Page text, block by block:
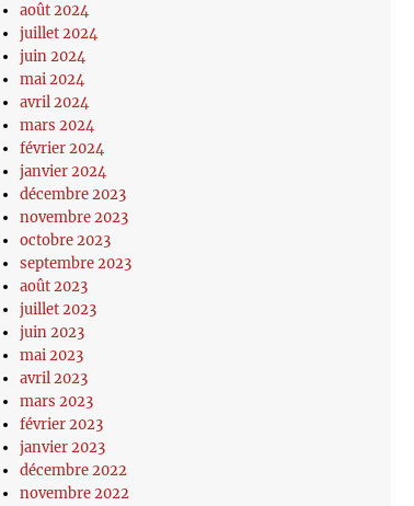
août 2024
juillet 2024
juin 2024
mai 2024
avril 2024
mars 2024
février 2024
janvier 2024
décembre 2023
novembre 2023
octobre 2023
septembre 2023
août 2023
juillet 2023
juin 2023
mai 2023
avril 2023
mars 2023
février 2023
janvier 2023
décembre 2022
novembre 2022